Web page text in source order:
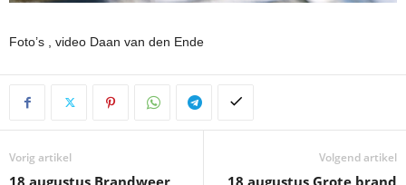
Foto’s , video Daan van den Ende
Vorig artikel
18 augustus Brandweer
Volgend artikel
18 augustus Grote brand